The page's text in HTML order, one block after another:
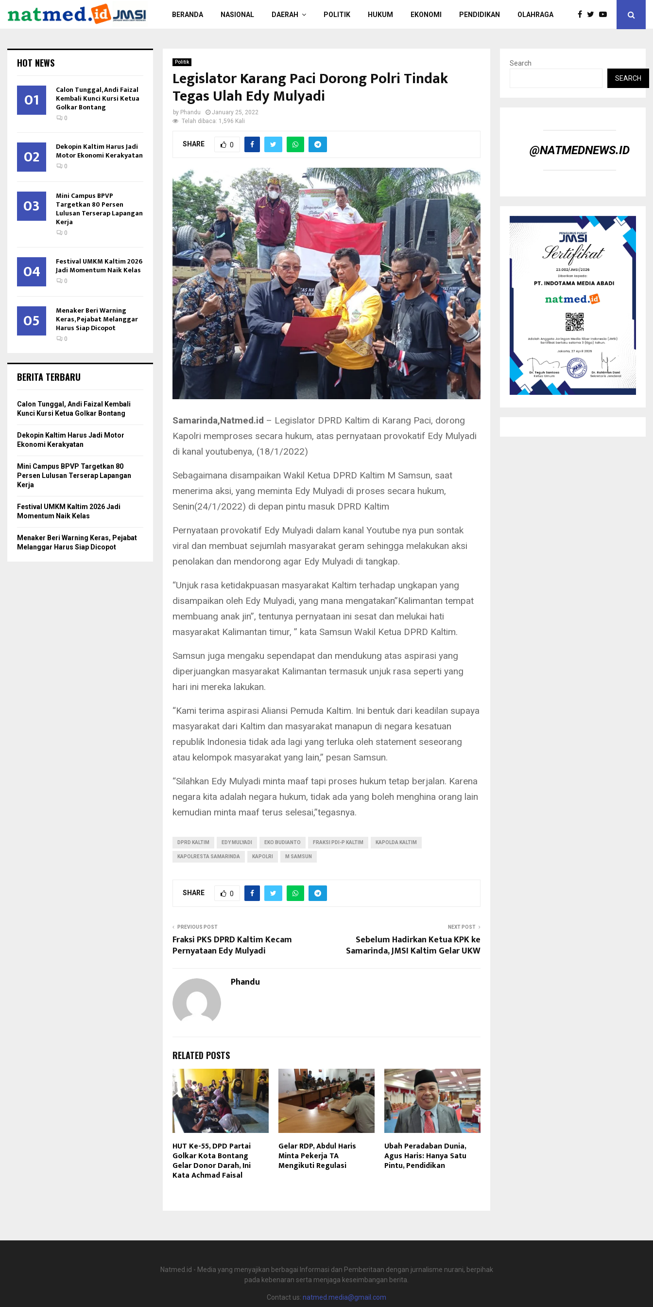
BERANDA NASIONAL DAERAH POLITIK HUKUM EKONOMI PENDIDIKAN OLAHRAGA
Politik
Legislator Karang Paci Dorong Polri Tindak
Tegas Ulah Edy Mulyadi
by Phandu
January 25, 2022
Telah dibaca: 1,596 Kali
SHARE 0
Samarinda,Natmed.id – Legislator DPRD Kaltim di Karang Paci, dorong
Kapolri memproses secara hukum, atas pernyataan provokatif Edy Mulyadi
di kanal youtubenya, (18/1/2022)
Sebagaimana disampaikan Wakil Ketua DPRD Kaltim M Samsun, saat
menerima aksi, yang meminta Edy Mulyadi di proses secara hukum,
Senin(24/1/2022) di depan pintu masuk DPRD Kaltim
Pernyataan provokatif Edy Mulyadi dalam kanal Youtube nya pun sontak
viral dan membuat sejumlah masyarakat geram sehingga melakukan aksi
penolakan dan mendorong agar Edy Mulyadi di tangkap.
“Unjuk rasa ketidakpuasan masyarakat Kaltim terhadap ungkapan yang
disampaikan oleh Edy Mulyadi, yang mana mengatakan”Kalimantan tempat
membuang anak jin”, tentunya pernyataan ini sesat dan melukai hati
masyarakat Kalimantan timur, ” kata Samsun Wakil Ketua DPRD Kaltim.
Samsun juga mengaku sependapat dan mendukung atas aspirasi yang
diperjuangkan masyarakat Kalimantan termasuk unjuk rasa seperti yang
hari ini mereka lakukan.
“Kami terima aspirasi Aliansi Pemuda Kaltim. Ini bentuk dari keadilan supaya
masyarakat dari Kaltim dan masyarakat manapun di negara kesatuan
republik Indonesia tidak ada lagi yang terluka oleh statement seseorang
atau kelompok masyarakat yang lain,” pesan Samsun.
“Silahkan Edy Mulyadi minta maaf tapi proses hukum tetap berjalan. Karena
negara kita adalah negara hukum, tidak ada yang boleh menghina orang lain
kemudian minta maaf terus selesai,”tegasnya.
DPRD KALTIM EDY MULYADI EKO BUDIANTO FRAKSI PDI-P KALTIM KAPOLDA KALTIM
KAPOLRESTA SAMARINDA KAPOLRI M SAMSUN
SHARE 0
PREVIOUS POST
Fraksi PKS DPRD Kaltim Kecam
Pernyataan Edy Mulyadi
NEXT POST
Sebelum Hadirkan Ketua KPK ke
Samarinda, JMSI Kaltim Gelar UKW
Phandu
RELATED POSTS
HUT Ke-55, DPD Partai
Golkar Kota Bontang
Gelar Donor Darah, Ini
Kata Achmad Faisal
Gelar RDP, Abdul Haris
Minta Pekerja TA
Mengikuti Regulasi
Ubah Peradaban Dunia,
Agus Haris: Hanya Satu
Pintu, Pendidikan
HOT NEWS
01 Calon Tunggal, Andi Faizal
Kembali Kunci Kursi Ketua
Golkar Bontang
0
02 Dekopin Kaltim Harus Jadi
Motor Ekonomi Kerakyatan
0
03 Mini Campus BPVP
Targetkan 80 Persen
Lulusan Terserap Lapangan
Kerja
0
04 Festival UMKM Kaltim 2026
Jadi Momentum Naik Kelas
0
05 Menaker Beri Warning
Keras, Pejabat Melanggar
Harus Siap Dicopot
0
BERITA TERBARU
Calon Tunggal, Andi Faizal Kembali
Kunci Kursi Ketua Golkar Bontang
Dekopin Kaltim Harus Jadi Motor
Ekonomi Kerakyatan
Mini Campus BPVP Targetkan 80
Persen Lulusan Terserap Lapangan
Kerja
Festival UMKM Kaltim 2026 Jadi
Momentum Naik Kelas
Menaker Beri Warning Keras, Pejabat
Melanggar Harus Siap Dicopot
Search
SEARCH
@NATMEDNEWS.ID
Natmed.id - Media yang menyajikan berbagai Informasi dan Pemberitaan dengan jurnalisme nurani, berpihak
pada kebenaran serta menjaga keseimbangan berita.
Contact us: natmed.media@gmail.com